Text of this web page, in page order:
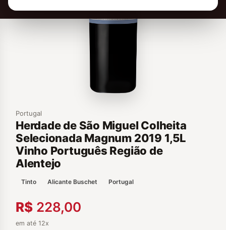
Portugal
Herdade de São Miguel Colheita
Selecionada Magnum 2019 1,5L
Vinho Português Região de
Alentejo
Tinto Alicante Buschet Portugal
R$ 228,00
em até 12x